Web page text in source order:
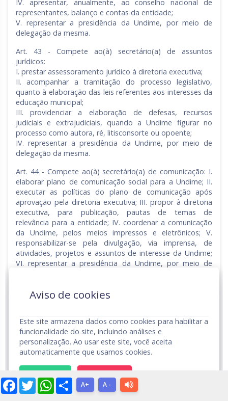
IV. apresentar, anualmente, ao conselho nacional de
representantes, balanço e contas da entidade;
V. representar a presidência da Undime, por meio de
delegação da mesma.
Art. 43 - Compete ao(à) secretário(a) de assuntos
jurídicos:
I. prestar assessoramento jurídico à diretoria executiva;
II. acompanhar a tramitação do processo legislativo,
quanto à elaboração das leis referentes aos interesses da
educação municipal;
III. providenciar a elaboração de defesas, recursos
judiciais e extrajudiciais, quando a Undime figurar no
processo como autora, ré, litisconsorte ou opoente;
IV. representar a presidência da Undime, por meio de
delegação da mesma.
Art. 44 - Compete ao(à) secretário(a) de comunicação: I.
elaborar plano de comunicação social para a Undime; II.
executar as políticas do plano de comunicação após
aprovação pela diretoria executiva; III. propor à diretoria
executiva, para publicação, pautas de temas de
relevância para a entidade; IV. coordenar a comunicação
da Undime, pelos meios impressos e eletrônicos; V.
responsabilizar-se pela divulgação, via imprensa, de
atividades, projetos e assuntos de interesse da Undime;
VI. representar a presidência da Undime, por meio de
Art. 45 - Compete aos(às) presidentes(as) regionais:
I. representar, regionalmente, a diretoria executiva da
II. promover a organização e o desenvolvimento das
seccionais;
III. representar a presidência da Undime, por meio de
delegação da mesma.
Art. 46 - Ocorrendo, simultaneamente, vacância no cargo
de presidente(a) e de vice-presidente(a), deverão assumir
os secretários em exercício, na ordem definida no Art. 32.
Facebook
TwitterWhatsApp
Share
A+ A -
Aviso de cookies
Este site armazena dados como cookies para habilitar a
funcionalidade do site, incluindo análises e
personalização. Ao usar este site, você aceita
automaticamente que usamos cookies.
ACEITAR RECUSAR